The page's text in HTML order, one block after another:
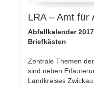
LRA – Amt für
Abfallkalender
Briefkästen
Zentrale Themen
sind neben
Landkreises